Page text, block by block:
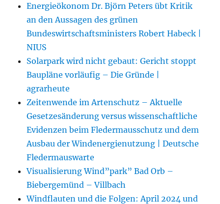
Energieökonom Dr. Björn Peters übt Kritik
an den Aussagen des grünen
Bundeswirtschaftsministers Robert Habeck |
NIUS
Solarpark wird nicht gebaut: Gericht stoppt
Baupläne vorläufig – Die Gründe |
agrarheute
Zeitenwende im Artenschutz – Aktuelle
Gesetzesänderung versus wissenschaftliche
Evidenzen beim Fledermausschutz und dem
Ausbau der Windenergienutzung | Deutsche
Fledermauswarte
Visualisierung Wind”park” Bad Orb –
Biebergemünd – Villbach
Windflauten und die Folgen: April 2024 und